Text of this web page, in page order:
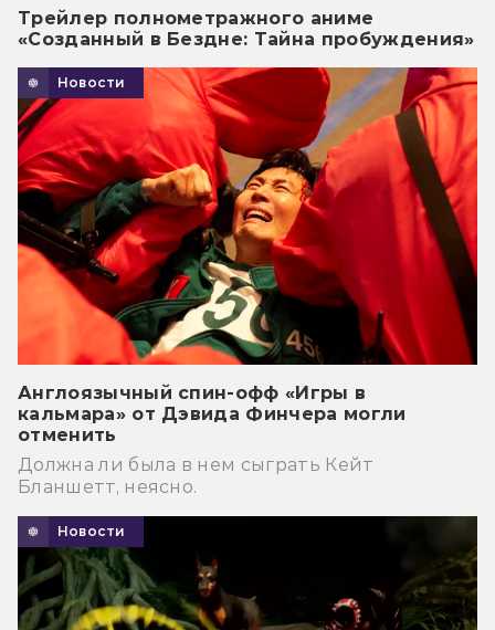
Трейлер полнометражного аниме
«Созданный в Бездне: Тайна пробуждения»
Новости
Англоязычный спин-офф «Игры в
кальмара» от Дэвида Финчера могли
отменить
Должна ли была в нем сыграть Кейт
Бланшетт, неясно.
Новости